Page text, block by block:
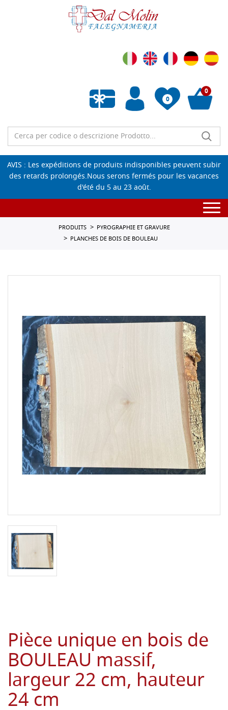
0
Liste de souhaits vide
0
AVIS : Les expéditions de produits indisponibles peuvent subir
des retards prolongés.Nous serons fermés pour les vacances
d'été du 5 au 23 août.
PRODUITS
PYROGRAPHIE ET GRAVURE
PLANCHES DE BOIS DE BOULEAU
Pièce unique en bois de
BOULEAU massif,
largeur 22 cm, hauteur
24 cm